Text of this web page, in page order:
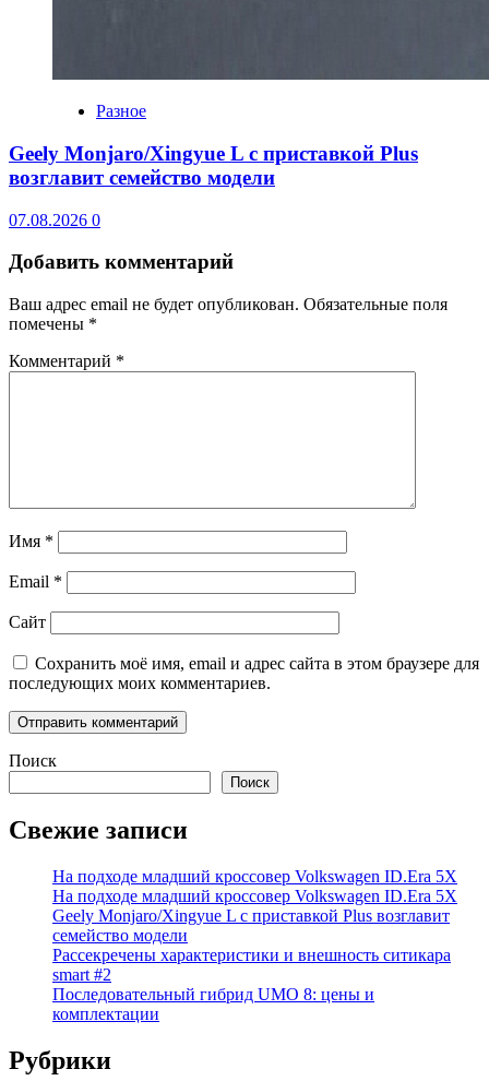
Разное
Geely Monjaro/Xingyue L с приставкой Plus
возглавит семейство модели
07.08.2026 0
Добавить комментарий
Ваш адрес email не будет опубликован. Обязательные поля
помечены *
Комментарий *
Имя *
Email *
Сайт
Сохранить моё имя, email и адрес сайта в этом браузере для
последующих моих комментариев.
Поиск
Поиск
Свежие записи
На подходе младший кроссовер Volkswagen ID.Era 5X
На подходе младший кроссовер Volkswagen ID.Era 5X
Geely Monjaro/Xingyue L с приставкой Plus возглавит
семейство модели
Рассекречены характеристики и внешность ситикара
smart #2
Последовательный гибрид UMO 8: цены и
комплектации
Рубрики